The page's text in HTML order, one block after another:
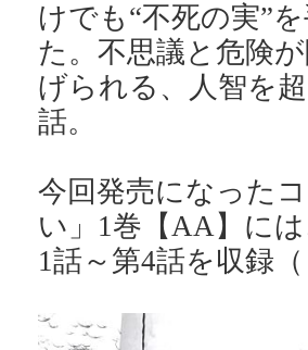
けでも“不死の実”
た。不思議と危険
げられる、人智を
話。
今回発売になった
い」1巻【AA】に
1話～第4話を収録（